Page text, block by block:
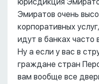
Эмиратов очень
корпоративных
идут в банках
Ну а если у вас в
граждане стран
вам вообще все